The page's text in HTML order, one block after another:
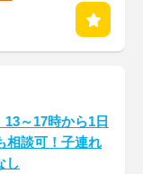
13～17時から1日
談可！子連れ
し